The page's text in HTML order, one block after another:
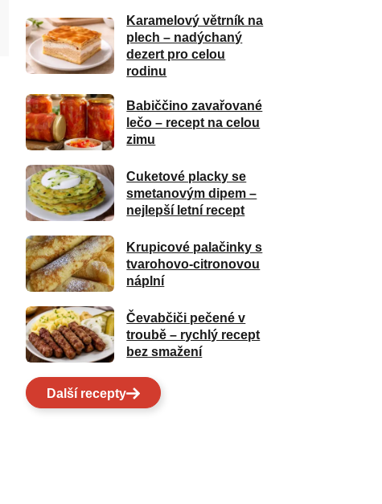
Karamelový větrník na
plech – nadýchaný
dezert pro celou
rodinu
Babiččino zavařované
lečo – recept na celou
zimu
Cuketové placky se
smetanovým dipem –
nejlepší letní recept
Krupicové palačinky s
tvarohovo-citronovou
náplní
Čevabčiči pečené v
troubě – rychlý recept
bez smažení
Další recepty